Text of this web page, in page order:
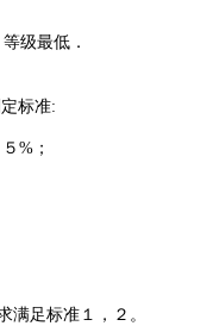
级最低．
标准:
%；
满足标准１，２。